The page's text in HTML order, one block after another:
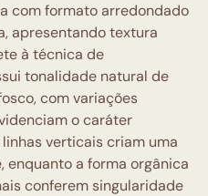
com formato arredondado
apresentando textura
à técnica de
tonalidade natural de
com variações
o caráter
verticais criam uma
a forma orgânica
conferem singularidade